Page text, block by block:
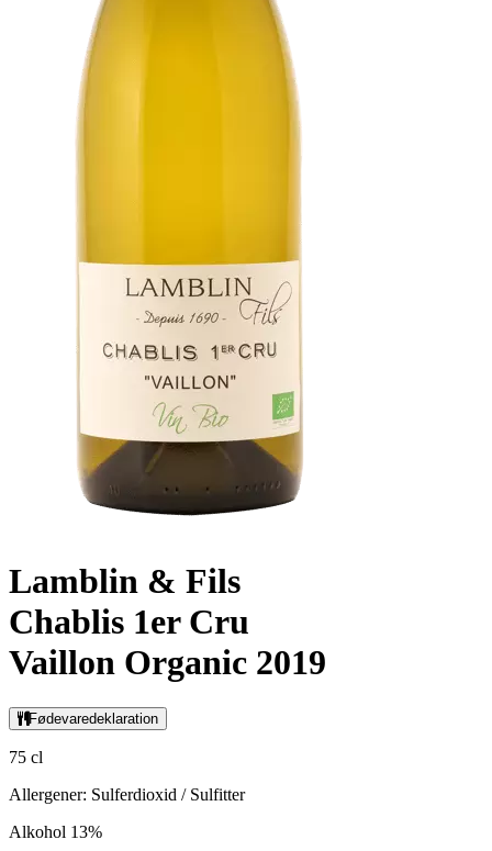
Lamblin & Fils
Chablis 1er Cru
Vaillon Organic 2019
Fødevaredeklaration
75 cl
Allergener: Sulferdioxid / Sulfitter
Alkohol 13%